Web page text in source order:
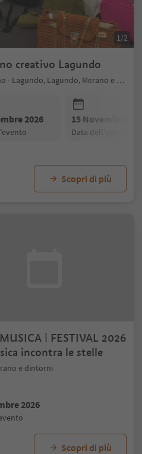
1/2
creativo Lagundo
Riomolino - Lagundo, Lagundo, Merano e dintorni
2026 15 Novembre 2026
data dell'evento
Scopri di più
| FESTIVAL 2026
incontra le stelle
e dintorni
2026
Scopri di più